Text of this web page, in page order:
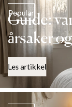
Popular
Guide:
årsaker
Les artikkel